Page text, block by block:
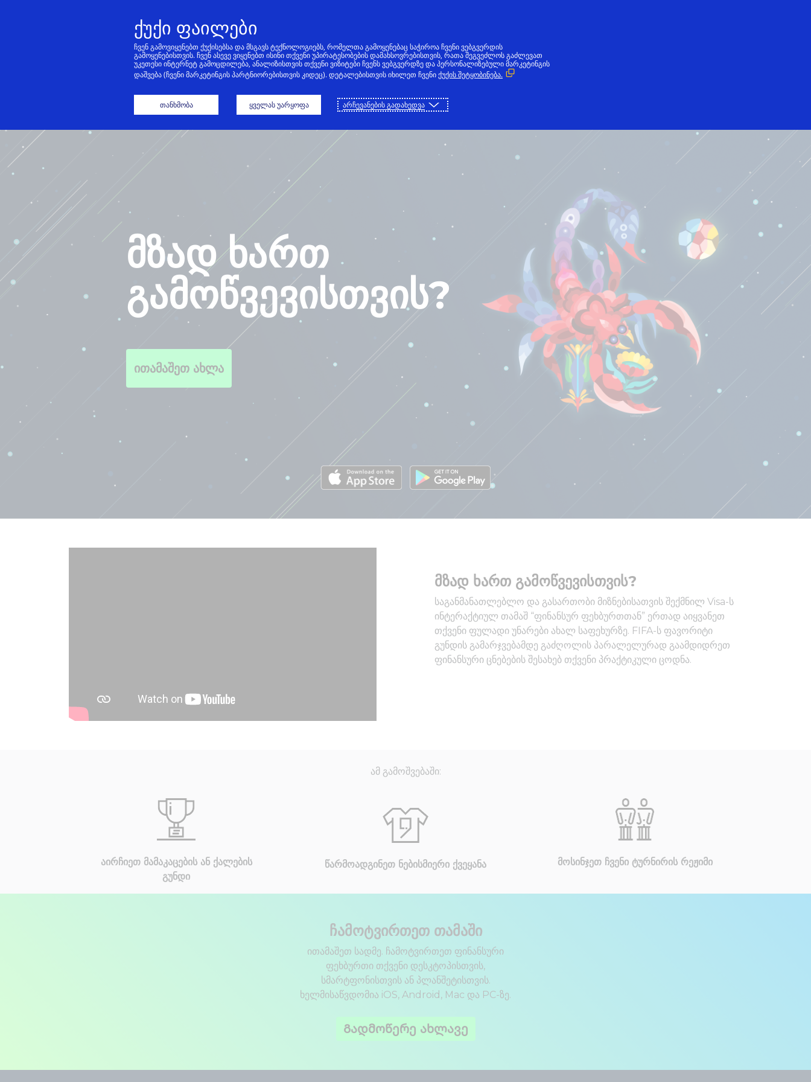
ᲛᲗᲐᲕᲐᲠᲘ ᲗᲐᲛᲐᲨᲘ ᲩᲐᲛᲝᲢᲕᲘᲠᲗᲕᲐ
მზად ხართ
გამოწვევისთვის?
ითამაშეთ ახლა
მზად ხართ გამოწვევისთვის?
საგანმანათლებლო და გასართობი მიზნებისათვის შექმნილ Visa-ს
ინტერაქტიულ თამაშ “ფინანსურ ფეხბურთთან” ერთად აიყვანეთ
თქვენი ფულადი უნარები ახალ საფეხურზე. FIFA-ს ფავორიტი
გუნდის გამარჯვებამდე გაძღოლის პარალელურად გაამდიდრეთ
ფინანსური ცნებების შესახებ თქვენი პრაქტიკული ცოდნა.
ამ გამოშვებაში:
აირჩიეთ მამაკაცების ან ქალების
გუნდი
წარმოადგინეთ ნებისმიერი ქვეყანა მოსინჯეთ ჩვენი ტურნირის რეჟიმი
ჩამოტვირთეთ თამაში
ითამაშეთ სადმე. ჩამოტვირთეთ ფინანსური
ფეხბურთი თქვენი დესკტოპისთვის,
სმარტფონისთვის ან პლანშეტისთვის.
ხელმისაწვდომია iOS, Android, Mac და PC-ზე.
Გადმოწერე ახლავე
ქუქი ფაილები
ჩვენ გამოვიყენებთ ქუქისებსა და მსგავს ტექნოლოგიებს, რომელთა გამოყენებაც საჭიროა ჩვენი ვებგვერდის
გამოყენებისთვის. ჩვენ ასევე ვიყენებთ ისინი თქვენი უპირატესობების დამახსოვრებისთვის, რათა შეგვეძლოს გაძლევათ
უკეთესი ინტერნეტ გამოცდილება, ანალიზისთვის თქვენი ვიზიტები ჩვენს ვებგვერდზე და პერსონალიზებული მარკეტინგის
დაშვება (ჩვენი მარკეტინგის პარტნიორებისთვის კიდეც). დეტალებისთვის იხილეთ ჩვენიქუქის შეტყობინება.
თანხმობა ყველას უარყოფა არჩევანების გადახედვა